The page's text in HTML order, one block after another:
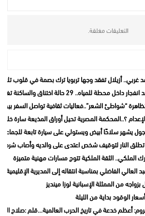
التعليقات مغلقة.
غربي.. أزيلال تفقد وجها تربويا ترك بصمة في قلوب
29 حالة اختناق والساكنة تغادر منازلها خوفاً من الغاز
“شواطئ الشعر”..فعاليات ثقافية تواصل السفر بين
؟..المحكمة المصرية تحيل أوراق المذيعة سارة
يشهر سلاحًا أبيض ويستولي على سيارة تابعة للجماعة
النار لتوقيف شخص اعتدى على والديه وأصاب شرطيا
الملكي.. الثقة الملكية تتوج مسارات مهنية متميزة
الفاضلي بمناسبة انتقاله إلى المديرية الإقليمية
بزواجه من الممثلة الإسبانية لوزا مينديز
الوقود بداية من الليلة
أعظم خدعة في تاريخ الحرب العالمية…قلم :صلاح